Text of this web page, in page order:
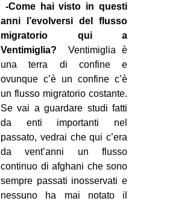
-Come hai visto in questi
anni l’evolversi del flusso
migratorio qui a
Ventimiglia?Ventimiglia è
una terra di confine e
ovunque c’è un confine c’è
un flusso migratorio costante.
Se vai a guardare studi fatti
da enti importanti nel
passato, vedrai che qui c’era
da vent’anni un flusso
continuo di afghani che sono
sempre passati inosservati e
nessuno ha mai notato il